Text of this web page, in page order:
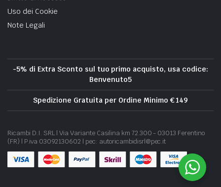
Uso dei Cookie
Note Legali
-5% di Extra Sconto sul tuo primo acquisto, usa codice:
Benvenuto5
Spedizione Gratuita per Ordine Minimo € 149
Ricambi D.I. SRL | Via Variante Casilina km 72.300 - 03013 Ferentino
(FR) | P.iva 03092130602 | pec: autoricambidisrl@pec.it